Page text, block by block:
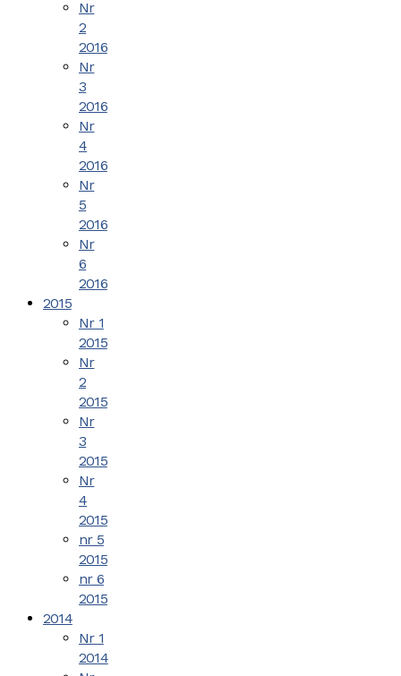
Nr
2
2016
Nr
3
2016
Nr
4
2016
Nr
5
2016
Nr
6
2016
2015
Nr 1
2015
Nr
2
2015
Nr
3
2015
Nr
4
2015
nr 5
2015
nr 6
2015
2014
Nr 1
2014